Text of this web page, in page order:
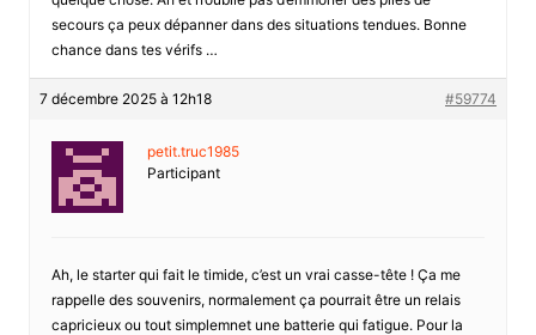
secours ça peux dépanner dans des situations tendues. Bonne
chance dans tes vérifs …
7 décembre 2025 à 12h18 #59774
petit.truc1985
Participant
Ah, le starter qui fait le timide, c’est un vrai casse-tête ! Ça me
rappelle des souvenirs, normalement ça pourrait être un relais
capricieux ou tout simplemnet une batterie qui fatigue. Pour la